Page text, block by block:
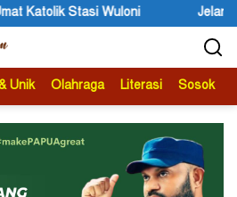
Etnik Religi 2026, Bupati Wandik
Unik Olahraga Literasi Sosok